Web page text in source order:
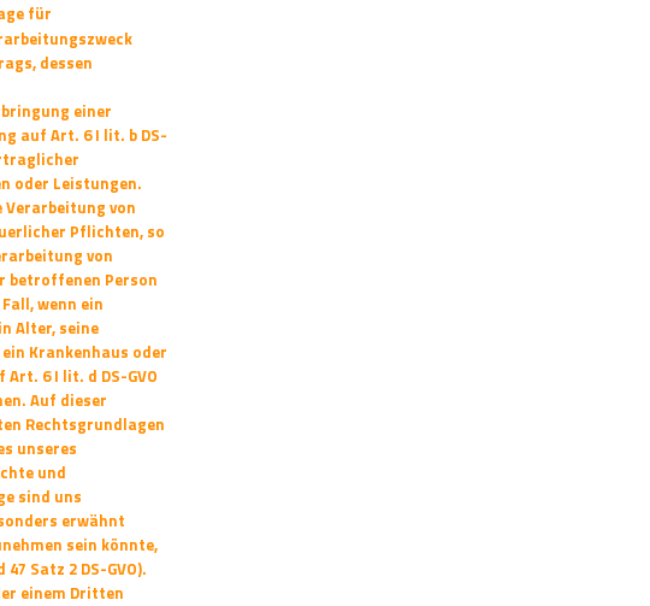
für
dessen
einer
auf Art. 6 I lit. b DS-
oder Leistungen.
Verarbeitung von
Pflichten, so
von
betroffenen Person
wenn ein
Alter, seine
Krankenhaus oder
6 I lit. d DS-GVO
Auf dieser
Rechtsgrundlagen
unseres
und
sind uns
erwähnt
sein könnte,
47 Satz 2 DS-GVO).
einem Dritten